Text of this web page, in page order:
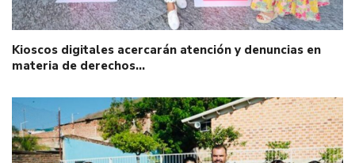
Kioscos digitales acercarán atención y denuncias en
materia de derechos…